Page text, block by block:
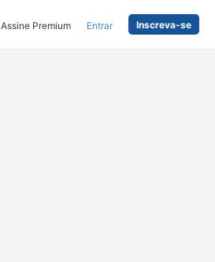
Assine Premium Entrar Inscreva-se